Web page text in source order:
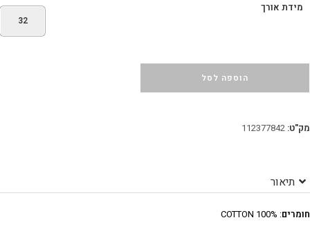
מידת אורך
32
הוספה לסל
מק"ט: 112377842
תיאור
חומרים: 100% COTTON